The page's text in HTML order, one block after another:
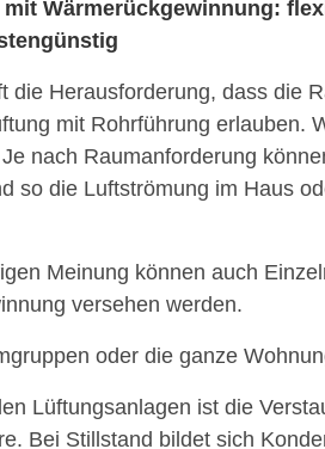
Wärmerückgewinnung:
die Herausforderung, dass die
mit Rohrführung erlauben.
nach Raumanforderung
so die Luftströmung im Haus
Meinung können auch
versehen werden.
oder die ganze
Lüftungsanlagen ist die
Bei Stillstand bildet sich